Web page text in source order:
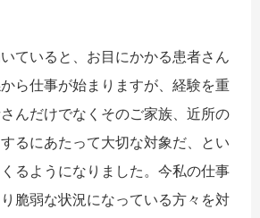
ていると、お目にかかる患者さん
ら仕事が始まりますが、経験を重
んだけでなくそのご家族、近所の
るにあたって大切な対象だ、とい
るようになりました。今私の仕事
脆弱な状況になっている方々を対